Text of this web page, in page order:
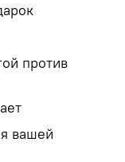
против
вашей